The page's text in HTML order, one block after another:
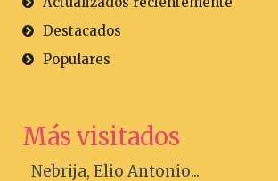
Destacados
Populares
Más visitados
Nebrija, Elio Antonio...